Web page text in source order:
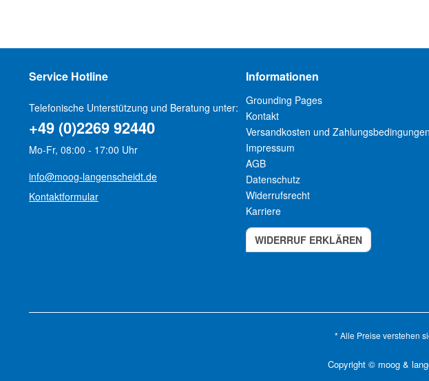
Service Hotline
Telefonische Unterstützung und Beratung unter:
+49 (0)2269 92440
Mo-Fr, 08:00 - 17:00 Uhr
info@moog-langenscheidt.de
Kontaktformular
Informationen
Grounding Pages
Kontakt
Versandkosten und Zahlungsbedingungen
Impressum
AGB
Datenschutz
Widerrufsrecht
Karriere
WIDERRUF ERKLÄREN
* Alle Preise verstehen
Copyright © moog &